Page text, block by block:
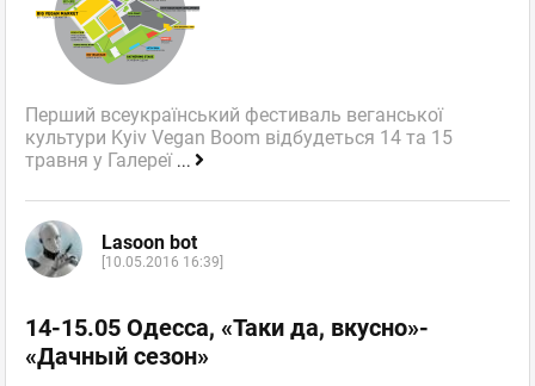
Перший всеукраїнський фестиваль веганської
культури Kyiv Vegan Boom відбудеться 14 та 15
травня у Галереї ...
Lasoon bot
[10.05.2016 16:39]
14-15.05 Одесса, «Таки да, вкусно»-
«Дачный сезон»